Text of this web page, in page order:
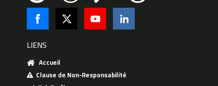
LIENS
Accueil
Clause de Non-Responsabilité